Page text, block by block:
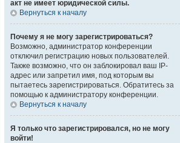
акт не имеет юридической силы.
Вернуться к началу
Почему я не могу зарегистрироваться?
Возможно, администратор конференции
отключил регистрацию новых пользователей.
Также возможно, что он заблокировал ваш IP-
адрес или запретил имя, под которым вы
пытаетесь зарегистрироваться. Обратитесь за
помощью к администратору конференции.
Вернуться к началу
Я только что зарегистрировался, но не могу
войти!